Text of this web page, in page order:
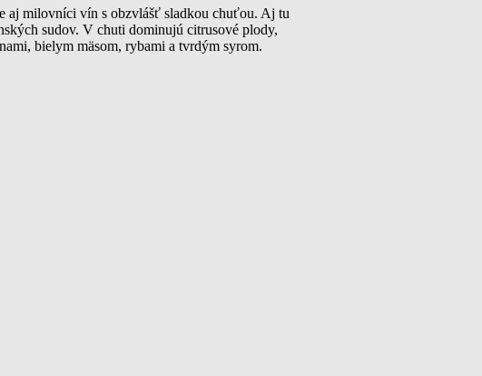
aj milovníci vín s obzvlášť sladkou chuťou. Aj tu
sudov. V chuti dominujú citrusové plody,
bielym mäsom, rybami a tvrdým syrom.